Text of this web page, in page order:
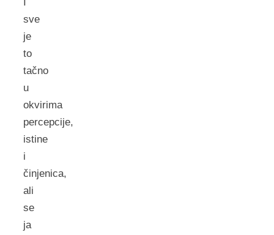
sve
je
to
tačno
u
okvirima
percepcije,
istine
i
činjenica,
ali
se
ja